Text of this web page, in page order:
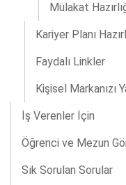
Mülakat
Kariyer Planı
Faydalı Linkler
Kişisel Markanızı
İş Verenler İçin
Öğrenci ve Mezun
Sık Sorulan Sorular